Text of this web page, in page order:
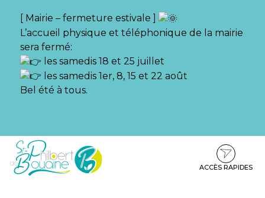
[ Mairie – fermeture estivale ]
L’accueil physique et téléphonique de la mairie
sera fermé:
les samedis 18 et 25 juillet
les samedis 1er, 8, 15 et 22 août
Bel été à tous.
Aller
Aller
contenu
Aller
pied
ACCÈS RAPIDES